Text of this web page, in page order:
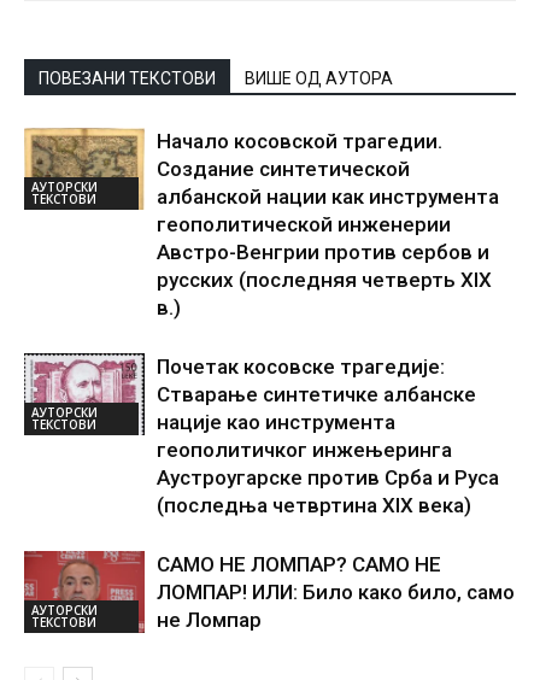
ПОВЕЗАНИ ТЕКСТОВИ ВИШЕ ОД АУТОРА
АУТОРСКИ
ТЕКСТОВИ
Начало косовской трагедии.
Создание синтетической
албанской нации как инструмента
геополитической инженерии
Австро-Венгрии против сербов и
русских (последняя четверть XIX
в.)
АУТОРСКИ
ТЕКСТОВИ
Почетак косовске трагедије:
Стварање синтетичке албанске
нације као инструмента
геополитичког инжењеринга
Аустроугарске против Срба и Руса
(последња четвртина XIX века)
АУТОРСКИ
ТЕКСТОВИ
САМО НЕ ЛОМПАР? САМО НЕ
ЛОМПАР! ИЛИ: Било како било, само
не Ломпар